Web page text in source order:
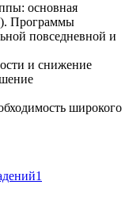
основная
Программы
повседневной и
и снижение
широкого
1